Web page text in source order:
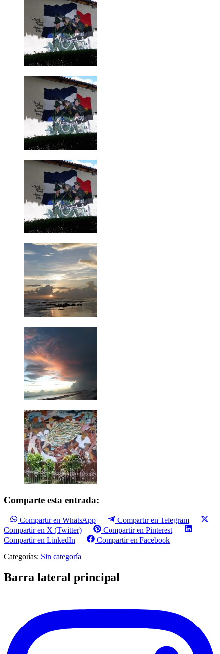
Comparte esta entrada:
Compartir en WhatsApp
Compartir en Telegram
Compartir en X (Twitter)
Compartir en Pinterest
Compartir en LinkedIn
Compartir en Facebook
Categorías: Sin categoría
Barra lateral principal